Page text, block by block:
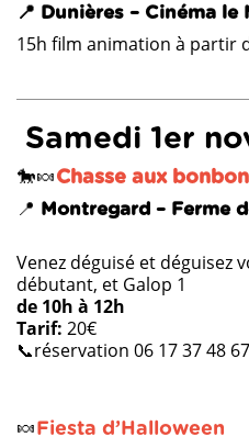
📍 Dunières – Cinéma le
15h film animation à partir
Samedi 1er
🐎🍬Chasse aux
📍 Montregard – Ferme
Venez déguisé et déguisez
débutant, et Galop 1
de 10h à 12h
Tarif: 20€
📞réservation 06 17 37 48 67
🍬Fiesta d’Halloween